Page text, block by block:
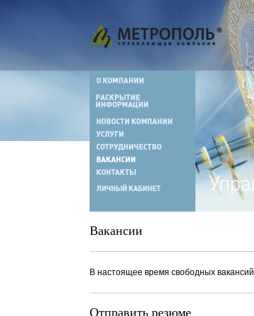
Вакансии
В настоящее время свободных
Отправить резюме